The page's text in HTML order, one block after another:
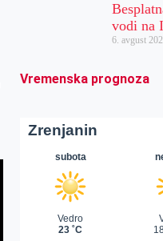
vodi na
6. avgust
Vremenska prognoza